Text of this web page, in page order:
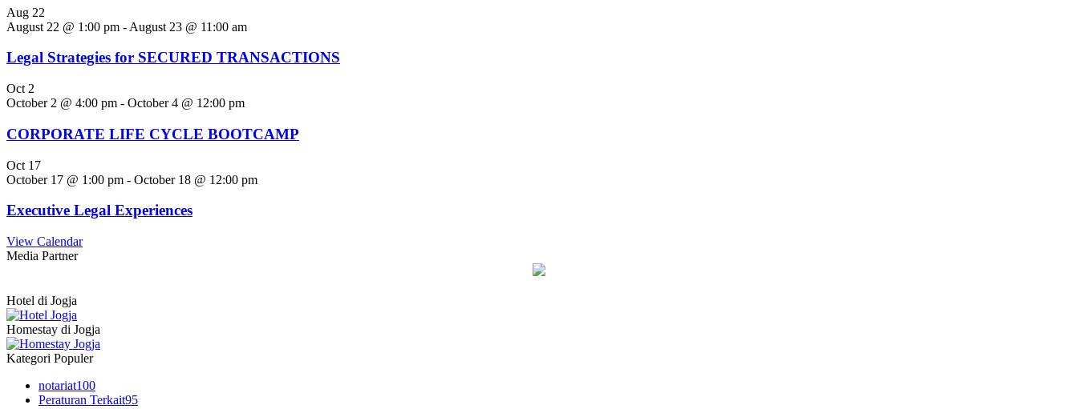
Aug 22
August 22 @ 1:00 pm - August 23 @ 11:00 am
Legal Strategies for SECURED TRANSACTIONS
Oct 2
October 2 @ 4:00 pm - October 4 @ 12:00 pm
CORPORATE LIFE CYCLE BOOTCAMP
Oct 17
October 17 @ 1:00 pm - October 18 @ 12:00 pm
Executive Legal Experiences
View Calendar
Media Partner
Hotel di Jogja
Homestay di Jogja
Kategori Populer
notariat100
Peraturan Terkait95